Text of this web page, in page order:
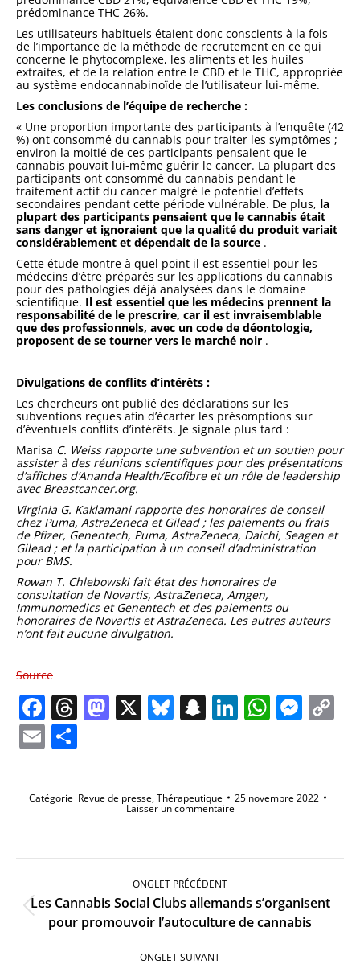
prédominance THC 26%.
Les utilisateurs habituels étaient donc conscients à la fois
de l’importance de la méthode de recrutement en ce qui
concerne le phytocomplexe, les aliments et les huiles
extraites, et de la relation entre le CBD et le THC, appropriée
au système endocannabinoïde de l’utilisateur lui-même.
Les conclusions de l’équipe de recherche :
« Une proportion importante des participants à l’enquête (42
%) ont consommé du cannabis pour traiter les symptômes ;
environ la moitié de ces participants pensaient que le
cannabis pouvait lui-même guérir le cancer. La plupart des
participants ont consommé du cannabis pendant le
traitement actif du cancer malgré le potentiel d’effets
secondaires pendant cette période vulnérable. De plus, la
plupart des participants pensaient que le cannabis était
sans danger et ignoraient que la qualité du produit variait
considérablement et dépendait de la source .
Cette étude montre à quel point il est essentiel pour les
médecins d’être préparés sur les applications du cannabis
pour des pathologies déjà analysées dans le domaine
scientifique. Il est essentiel que les médecins prennent la
responsabilité de le prescrire, car il est invraisemblable
que des professionnels, avec un code de déontologie,
proposent de se tourner vers le marché noir .
Divulgations de conflits d’intérêts :
Les chercheurs ont publié des déclarations sur les
subventions reçues afin d’écarter les présomptions sur
d’éventuels conflits d’intérêts. Je signale plus tard :
Marisa C. Weiss rapporte une subvention et un soutien pour
assister à des réunions scientifiques pour des présentations
d’affiches d’Ananda Health/Ecofibre et un rôle de leadership
avec Breastcancer.org.
Virginia G. Kaklamani rapporte des honoraires de conseil
chez Puma, AstraZeneca et Gilead ; les paiements ou frais
de Pfizer, Genentech, Puma, AstraZeneca, Daichi, Seagen et
Gilead ; et la participation à un conseil d’administration
pour BMS.
Rowan T. Chlebowski fait état des honoraires de
consultation de Novartis, AstraZeneca, Amgen,
Immunomedics et Genentech et des paiements ou
honoraires de Novartis et AstraZeneca. Les autres auteurs
n’ont fait aucune divulgation.
Source
Facebook
Threads
Mastodon
X Bluesky
Snapchat
LinkedIn
Email
Catégorie Revue de presse,Thérapeutique 25 novembre 2022
Laisser un commentaire
Navigation
ONGLET PRÉCÉDENT
Onglet
précédent
Les Cannabis Social Clubs allemands s’organisent
pour promouvoir l’autoculture de cannabis
ONGLET SUIVANT